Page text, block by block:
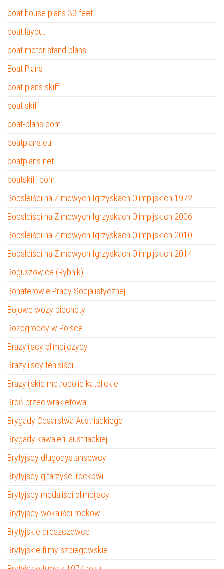
boat house plans 33 feet
boat layout
boat motor stand plans
Boat Plans
boat plans skiff
boat skiff
boat-plans.com
boatplans.eu
boatplans.net
boatskiff.com
Bobsleiści na Zimowych Igrzyskach Olimpijskich 1972
Bobsleiści na Zimowych Igrzyskach Olimpijskich 2006
Bobsleiści na Zimowych Igrzyskach Olimpijskich 2010
Bobsleiści na Zimowych Igrzyskach Olimpijskich 2014
Boguszowice (Rybnik)
Bohaterowie Pracy Socjalistycznej
Bojowe wozy piechoty
Bożogrobcy w Polsce
Brazylijscy olimpijczycy
Brazylijscy tenisiści
Brazylijskie metropolie katolickie
Broń przeciwrakietowa
Brygady Cesarstwa Austriackiego
Brygady kawalerii austriackiej
Brytyjscy długodystansowcy
Brytyjscy gitarzyści rockowi
Brytyjscy medaliści olimpijscy
Brytyjscy wokaliści rockowi
Brytyjskie dreszczowce
Brytyjskie filmy szpiegowskie